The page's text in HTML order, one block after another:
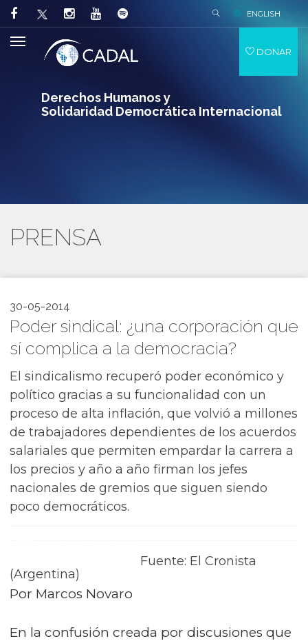
Derechos Humanos y
Solidaridad Democrática Internacional
ENGLISH
DONAR
PRENSA
30-05-2014
Poder sindical: ¿una corporación que
sí complica a la democracia?
El sindicalismo recuperó poder económico y
político gracias a su funcionalidad con un
proceso de alta inflación, que volvió a millones
de trabajadores dependientes de los acuerdos
salariales que permiten empardar la carrera a
los precios y año a año firman los jefes
nacionales de gremios que siguen siendo
poco democráticos.
Fuente: El Cronista
(Argentina)
Por Marcos Novaro
En la confusión creada por discusiones que